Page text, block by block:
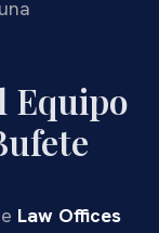
Equipo
Law Offices